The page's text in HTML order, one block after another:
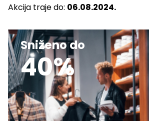
Akcija traje do: 06.08.2024.
Sniženo do
40%